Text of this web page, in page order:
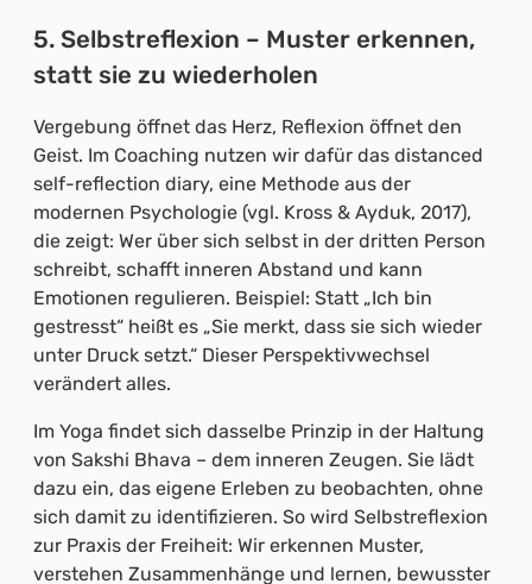
5. Selbstreflexion – Muster erkennen,
statt sie zu wiederholen
Vergebung öffnet das Herz, Reflexion öffnet den
Geist. Im Coaching nutzen wir dafür das distanced
self-reflection diary, eine Methode aus der
modernen Psychologie (vgl. Kross & Ayduk, 2017),
die zeigt: Wer über sich selbst in der dritten Person
schreibt, schafft inneren Abstand und kann
Emotionen regulieren. Beispiel: Statt „Ich bin
gestresst“ heißt es „Sie merkt, dass sie sich wieder
unter Druck setzt.“ Dieser Perspektivwechsel
verändert alles.
Im Yoga findet sich dasselbe Prinzip in der Haltung
von Sakshi Bhava – dem inneren Zeugen. Sie lädt
dazu ein, das eigene Erleben zu beobachten, ohne
sich damit zu identifizieren. So wird Selbstreflexion
zur Praxis der Freiheit: Wir erkennen Muster,
verstehen Zusammenhänge und lernen, bewusster